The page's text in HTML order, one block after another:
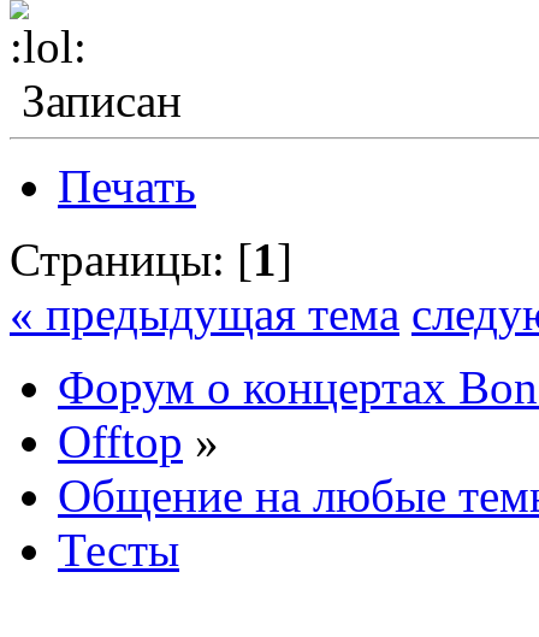
Записан
Печать
Страницы: [1]
« предыдущая тема
Форум о концертах
Offtop »
Общение на любые
Тесты